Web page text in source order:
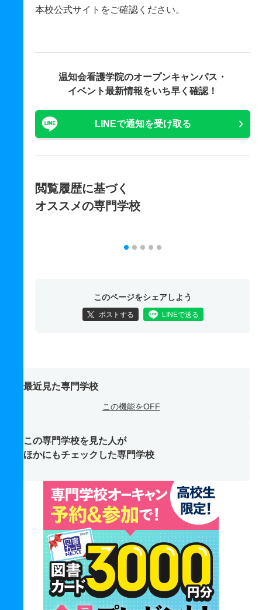
本校公式サイトをご確認ください。
温知会看護学院のオープンキャンパス・
イベント最新情報をいち早く確認！
LINEで通知を受け取る
閲覧履歴に基づく
オススメの専門学校
このページをシェアしよう
ポストする LINEで送る
最近見た専門学校
この機能をOFF
この専門学校を見た人が
ほかにもチェックした専門学校